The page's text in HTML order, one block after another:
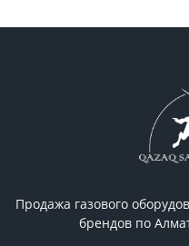
Продажа газового
брендов по